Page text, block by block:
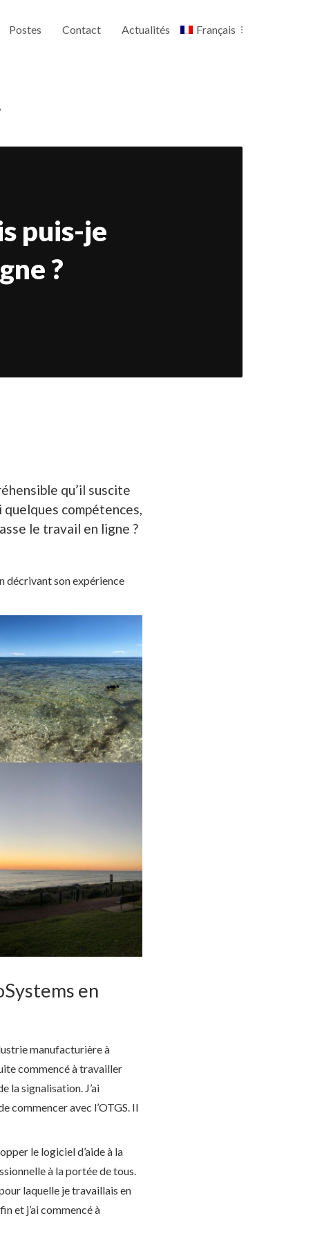
Postes Contact Actualités Français
puis-je
?
qu’il suscite
compétences,
le travail en ligne ?
décrivant son expérience
en
manufacturière à
commencé à travailler
la signalisation. J’ai
commencer avec l’OTGS. Il
le logiciel d’aide à la
à la portée de tous.
laquelle je travaillais en
et j’ai commencé à